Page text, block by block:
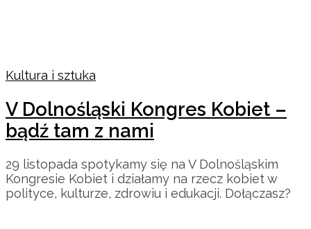
Kultura i sztuka
V Dolnośląski Kongres Kobiet –
bądź tam z nami
29 listopada spotykamy się na V Dolnośląskim
Kongresie Kobiet i działamy na rzecz kobiet w
polityce, kulturze, zdrowiu i edukacji. Dołączasz?